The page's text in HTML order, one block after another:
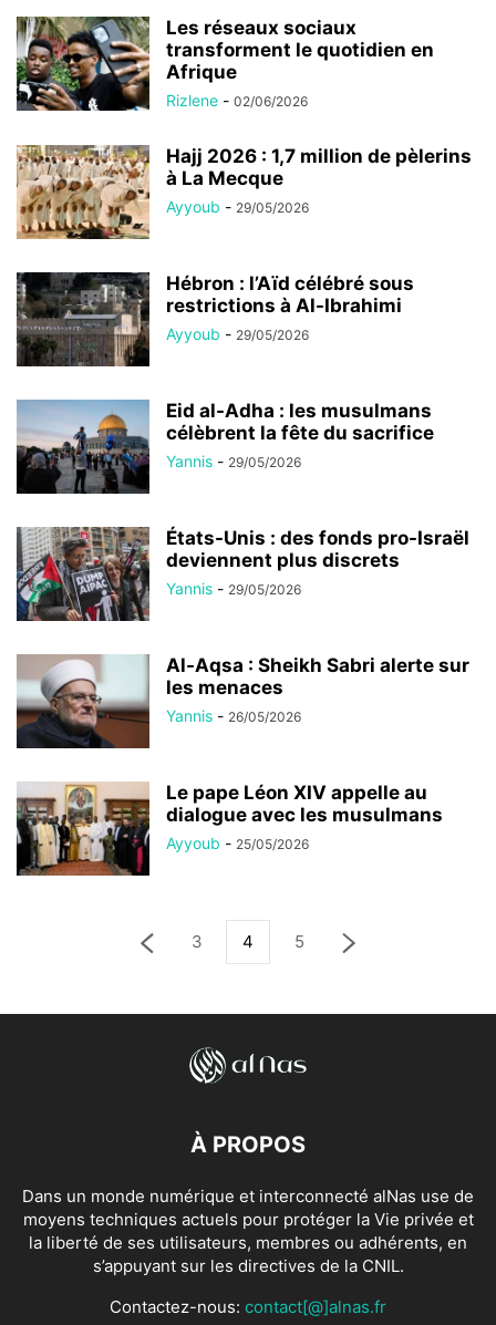
Les réseaux sociaux
transforment le quotidien en
Afrique
Rizlene - 02/06/2026
Hajj 2026 : 1,7 million de pèlerins
à La Mecque
Ayyoub - 29/05/2026
Hébron : l’Aïd célébré sous
restrictions à Al-Ibrahimi
Ayyoub - 29/05/2026
Eid al-Adha : les musulmans
célèbrent la fête du sacrifice
Yannis - 29/05/2026
États-Unis : des fonds pro-Israël
deviennent plus discrets
Yannis - 29/05/2026
Al-Aqsa : Sheikh Sabri alerte sur
les menaces
Yannis - 26/05/2026
Le pape Léon XIV appelle au
dialogue avec les musulmans
Ayyoub - 25/05/2026
3 4 5
À PROPOS
Dans un monde numérique et interconnecté alNas use de
moyens techniques actuels pour protéger la Vie privée et
la liberté de ses utilisateurs, membres ou adhérents, en
s’appuyant sur les directives de la CNIL.
Contactez-nous: contact[@]alnas.fr